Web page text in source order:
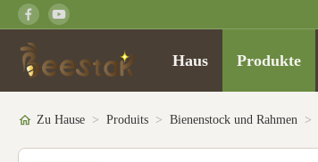
Haus Produkte
Zu Hause > Produits > Bienenstock und Rahmen >